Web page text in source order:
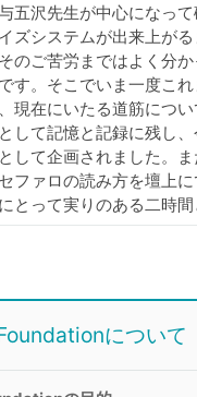
五沢先生が中心になっ
ズシステムが出来上が
のご苦労まではよく分
す。そこでいま一度こ
現在にいたる道筋につ
して記憶と記録に残し
して企画されました。
ファロの読み方を壇上
とって実りのある二時間
について